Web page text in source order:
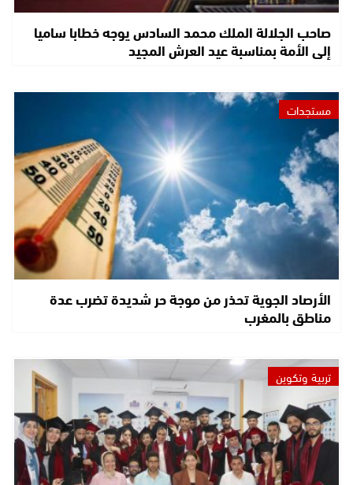
صاحب الجلالة الملك محمد السادس يوجه خطابا ساميا
إلى الأمة بمناسبة عيد العرش المجيد
مستجدات
الأرصاد الجوية تحذر من موجة حر شديدة تضرب عدة
مناطق بالمغرب
تربية وتكوين